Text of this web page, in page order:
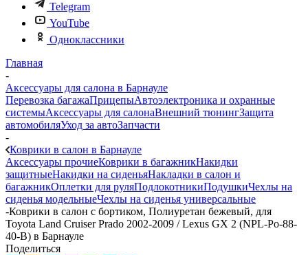
Telegram
YouTube
Одноклассники
Главная
-
Аксессуары для салона в Барнауле
Перевозка багажаПрицепыАвтоэлектроника и охранные
системыАксессуары для салонаВнешний тюнингЗащита
автомобиляУход за автоЗапчасти
-
Коврики в салон в Барнауле
Аксессуары прочиеКоврики в багажникНакидки
защитныеНакидки на сиденьяНакладки в салон и
багажникОплетки для руляПодлокотникиПодушкиЧехлы на
сиденья модельныеЧехлы на сиденья универсальные
-Коврики в салон с бортиком, Полиуретан бежевый, для
Toyota Land Cruiser Prado 2002-2009 / Lexus GX 2 (NPL-Po-88-
40-B) в Барнауле
Поделиться